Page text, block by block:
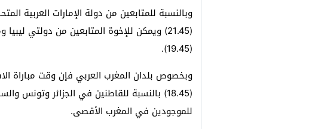
وبالنسبة للمتابعين من دولة الإمارات العربية
(21.45) ويمكن للإخوة المتابعين من دولتي
(19.45).
وبخصوص بلدان المغرب العربي فإن وقت مباراة
للموجودين في المغرب الأقصى.